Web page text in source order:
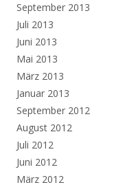
September 2013
Juli 2013
Juni 2013
Mai 2013
März 2013
Januar 2013
September 2012
August 2012
Juli 2012
Juni 2012
März 2012